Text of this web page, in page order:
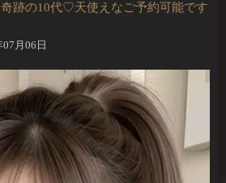
跡の10代♡天使えなご予約可能です
月06日